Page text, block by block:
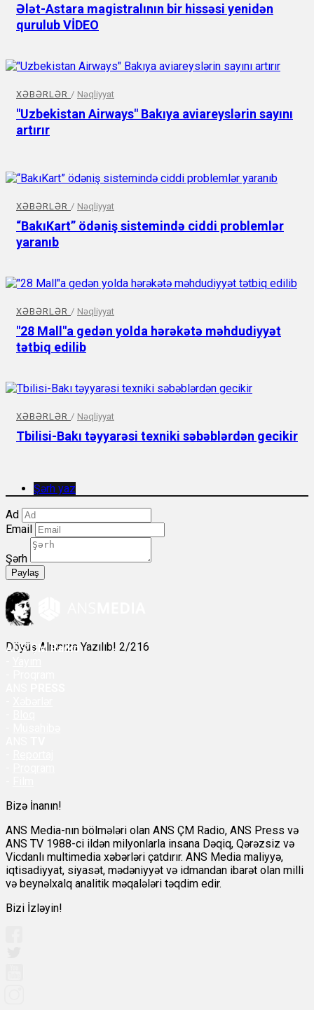
Ələt-Astara magistralının bir hissəsi yenidən
qurulub VİDEO
XƏBƏRLƏR / Nəqliyyat
"Uzbekistan Airways" Bakıya aviareyslərin sayını
artırır
XƏBƏRLƏR / Nəqliyyat
“BakıKart” ödəniş sistemində ciddi problemlər
yaranıb
XƏBƏRLƏR / Nəqliyyat
"28 Mall"a gedən yolda hərəkətə məhdudiyyət
tətbiq edilib
XƏBƏRLƏR / Nəqliyyat
Tbilisi-Bakı təyyarəsi texniki səbəblərdən gecikir
Şərh yaz
Ad
Email
Şərh
Paylaş
Döyüş Alnınıza Yazılıb! 2/216
ANSÇM Radio
Bizə İnanın!
ANS Media-nın bölmələri olan ANS ÇM Radio, ANS Press və
ANS TV 1988-ci ildən milyonlarla insana Dəqiq, Qərəzsiz və
Vicdanlı multimedia xəbərləri çatdırır. ANS Media maliyyə,
iqtisadiyyat, siyasət, mədəniyyət və idmandan ibarət olan milli
və beynəlxalq analitik məqalələri təqdim edir.
Bizi İzləyin!